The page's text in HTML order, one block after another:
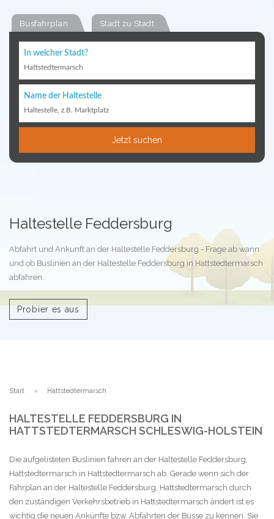
Busfahrplan Stadt zu Stadt
In welcher Stadt?
Hattstedtermarsch
Name der Haltestelle
Haltestelle, z.B. Marktplatz
Jetzt suchen
Haltestelle Feddersburg
Abfahrt und Ankunft an der Haltestelle Feddersburg - Frage ab wann
und ob Buslinien an der Haltestelle Feddersburg in Hattstedtermarsch
abfahren.
Probier es aus
Start Hattstedtermarsch
HALTESTELLE FEDDERSBURG IN
HATTSTEDTERMARSCH SCHLESWIG-HOLSTEIN
Die aufgelisteten Buslinien fahren an der Haltestelle Feddersburg,
Hattstedtermarsch in Hattstedtermarsch ab. Gerade wenn sich der
Fahrplan an der Haltestelle Feddersburg, Hattstedtermarsch durch
den zuständigen Verkehrsbetrieb in Hattstedtermarsch ändert ist es
wichtig die neuen Ankünfte bzw. Abfahrten der Busse zu kennen. Sie